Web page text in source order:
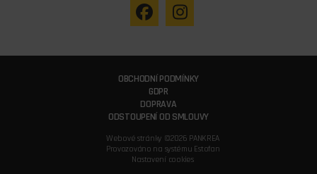
OBCHODNÍ PODMÍNKY
GDPR
DOPRAVA
ODSTOUPENÍ OD SMLOUVY
Webové stránky ©2026 PANKREA
Provozováno na systému Estofan
Nastavení cookies